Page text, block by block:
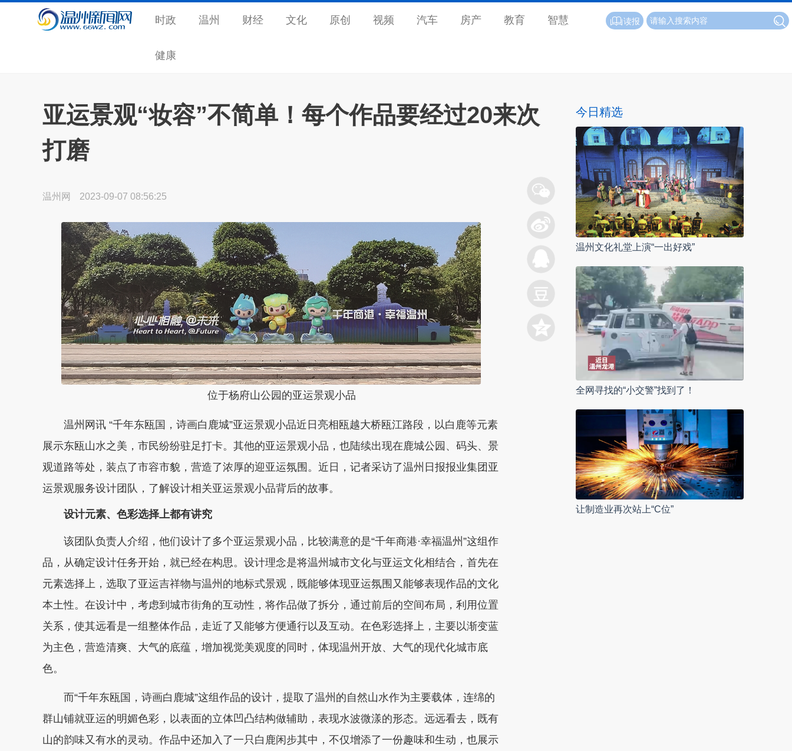
时政 温州 财经 文化 原创 视频 汽车 房产 教育 智慧
健康
读报
亚运景观“妆容”不简单！每个作品要经过20来次
打磨
温州网 2023-09-07 08:56:25
位于杨府山公园的亚运景观小品
温州网讯 “千年东瓯国，诗画白鹿城”亚运景观小品近日亮相瓯越大桥瓯江路段，以白鹿等元素
展示东瓯山水之美，市民纷纷驻足打卡。其他的亚运景观小品，也陆续出现在鹿城公园、码头、景
观道路等处，装点了市容市貌，营造了浓厚的迎亚运氛围。近日，记者采访了温州日报报业集团亚
运景观服务设计团队，了解设计相关亚运景观小品背后的故事。
设计元素、色彩选择上都有讲究
该团队负责人介绍，他们设计了多个亚运景观小品，比较满意的是“千年商港·幸福温州”这组作
品，从确定设计任务开始，就已经在构思。设计理念是将温州城市文化与亚运文化相结合，首先在
元素选择上，选取了亚运吉祥物与温州的地标式景观，既能够体现亚运氛围又能够表现作品的文化
本土性。在设计中，考虑到城市街角的互动性，将作品做了拆分，通过前后的空间布局，利用位置
关系，使其远看是一组整体作品，走近了又能够方便通行以及互动。在色彩选择上，主要以渐变蓝
为主色，营造清爽、大气的底蕴，增加视觉美观度的同时，体现温州开放、大气的现代化城市底
色。
而“千年东瓯国，诗画白鹿城”这组作品的设计，提取了温州的自然山水作为主要载体，连绵的
群山铺就亚运的明媚色彩，以表面的立体凹凸结构做辅助，表现水波微漾的形态。远远看去，既有
山的韵味又有水的灵动。作品中还加入了一只白鹿闲步其中，不仅增添了一份趣味和生动，也展示
今日精选
温州文化礼堂上演“一出好戏”
全网寻找的“小交警”找到了！
让制造业再次站上“C位”